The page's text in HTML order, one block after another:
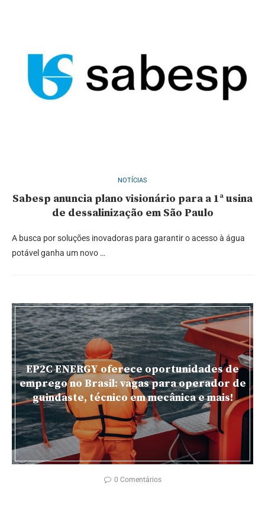
NOTÍCIAS
Sabesp anuncia plano visionário para a 1ª usina
de dessalinização em São Paulo
A busca por soluções inovadoras para garantir o acesso à água
potável ganha um novo …
EP2C ENERGY oferece oportunidades de
emprego no Brasil: vagas para operador de
guindaste, técnico em mecânica e mais!
0 Comentários